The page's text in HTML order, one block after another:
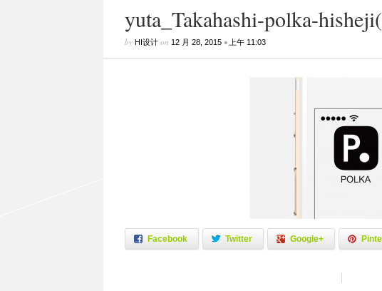
yuta_Takahashi-polka-
by HI设计on 12 月 28, 2015• 上午 11:03
Facebook Twitter Google+